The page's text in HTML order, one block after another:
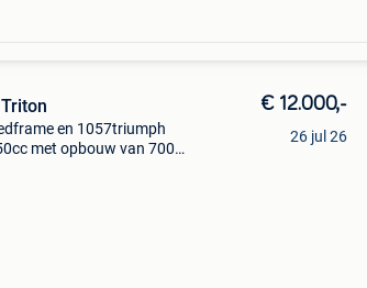
en 1057triumph
met opbouw van 700
€ 12.000,-
26 jul 26